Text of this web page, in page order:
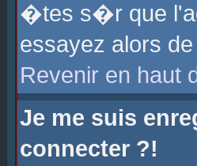
�tes s�r que
essayez alors
Revenir en haut
Je me suis
connecter ?!